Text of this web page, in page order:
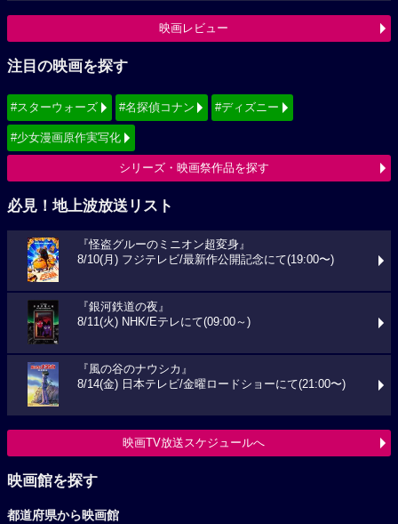
映画レビュー
注目の映画を探す
#スターウォーズ #名探偵コナン #ディズニー
#少女漫画原作実写化
シリーズ・映画祭作品を探す
必見！地上波放送リスト
『怪盗グルーのミニオン超変身』
8/10(月) フジテレビ/最新作公開記念にて(19:00〜)
『銀河鉄道の夜』
8/11(火) NHK/Eテレにて(09:00～)
『風の谷のナウシカ』
8/14(金) 日本テレビ/金曜ロードショーにて(21:00〜)
映画TV放送スケジュールへ
映画館を探す
都道府県から映画館